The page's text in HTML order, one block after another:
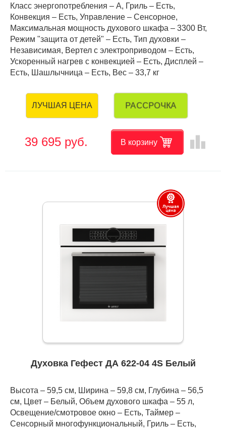
Класс энергопотребления – A, Гриль – Есть,
Конвекция – Есть, Управление – Сенсорное,
Максимальная мощность духового шкафа – 3300 Вт,
Режим "защита от детей" – Есть, Тип духовки –
Независимая, Вертел с электроприводом – Есть,
Ускоренный нагрев с конвекцией – Есть, Дисплей –
Есть, Шашлычница – Есть, Вес – 33,7 кг
ЛУЧШАЯ ЦЕНА РАССРОЧКА
39 695 руб. В корзину leaderboard
Духовка Гефест ДА 622-04 4S Белый
Высота – 59,5 см, Ширина – 59,8 см, Глубина – 56,5
см, Цвет – Белый, Объем духового шкафа – 55 л,
Освещение/смотровое окно – Есть, Таймер –
Сенсорный многофункциональный, Гриль – Есть,